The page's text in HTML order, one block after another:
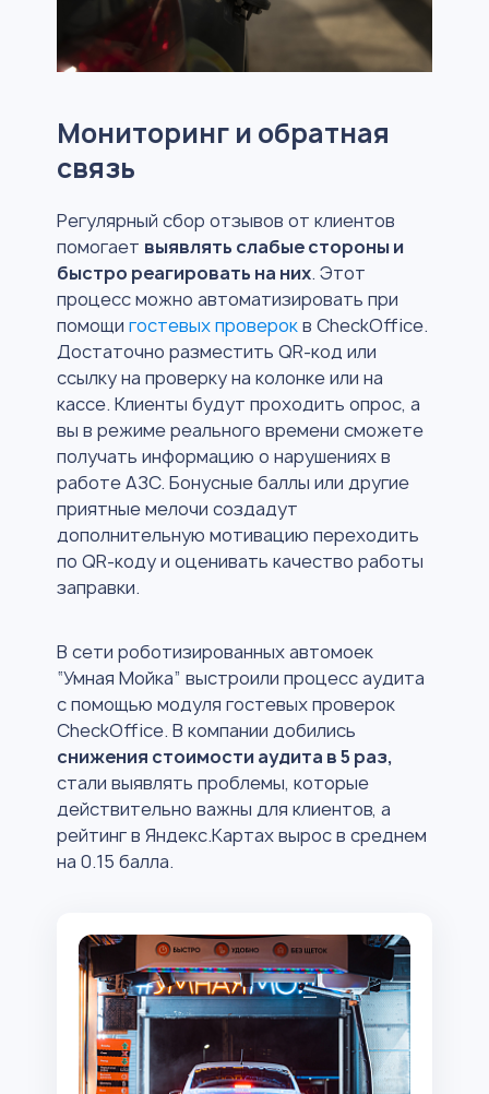
Мониторинг и обратная
связь
Регулярный сбор отзывов от клиентов
помогает выявлять слабые стороны и
быстро реагировать на них. Этот
процесс можно автоматизировать при
помощи гостевых проверокв CheckOffice.
Достаточно разместить QR-код или
ссылку на проверку на колонке или на
кассе. Клиенты будут проходить опрос, а
вы в режиме реального времени сможете
получать информацию о нарушениях в
работе АЗС. Бонусные баллы или другие
приятные мелочи создадут
дополнительную мотивацию переходить
по QR-коду и оценивать качество работы
заправки.
В сети роботизированных автомоек
“Умная Мойка” выстроили процесс аудита
с помощью модуля гостевых проверок
CheckOffice. В компании добились
снижения стоимости аудита в 5 раз,
стали выявлять проблемы, которые
действительно важны для клиентов, а
рейтинг в Яндекс.Картах вырос в среднем
на 0.15 балла.